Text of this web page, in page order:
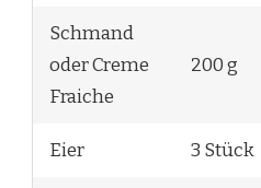
Schmand
oder Creme
Fraiche
200 g
Eier 3 Stück